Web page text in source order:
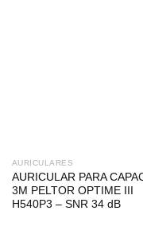
AURICULARES
AURICULAR PARA
3M PELTOR OPTIME III
H540P3 – SNR 34 dB